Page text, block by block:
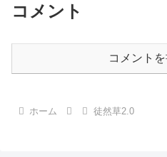
コメント
コメント
ホーム 徒然草2.0